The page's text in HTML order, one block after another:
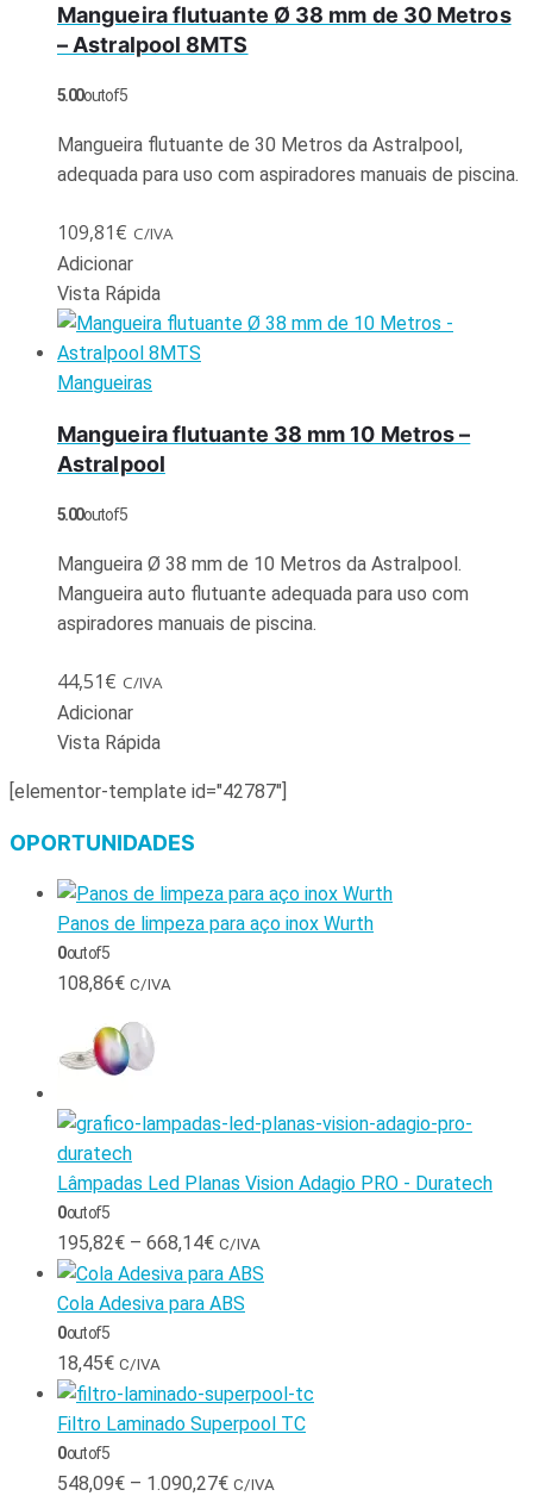
Mangueira flutuante Ø 38 mm de 30 Metros
– Astralpool 8MTS
5.00out of 5
Mangueira flutuante de 30 Metros da Astralpool,
adequada para uso com aspiradores manuais de piscina.
109,81€ C/IVA
Adicionar
Vista Rápida
Mangueiras
Mangueira flutuante 38 mm 10 Metros –
Astralpool
5.00out of 5
Mangueira Ø 38 mm de 10 Metros da Astralpool.
Mangueira auto flutuante adequada para uso com
aspiradores manuais de piscina.
44,51€ C/IVA
Adicionar
Vista Rápida
[elementor-template id="42787"]
OPORTUNIDADES
Panos de limpeza para aço inox Wurth
0out of 5
108,86€ C/IVA
Lâmpadas Led Planas Vision Adagio PRO - Duratech
0out of 5
195,82€ – 668,14€ C/IVA
Cola Adesiva para ABS
0out of 5
18,45€ C/IVA
Filtro Laminado Superpool TC
0out of 5
548,09€ – 1.090,27€ C/IVA